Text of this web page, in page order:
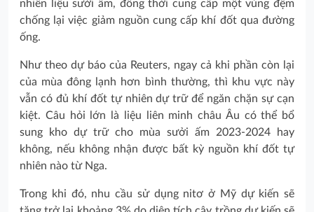
nhiên liệu sưởi ấm, đồng thời cung cấp một vùng đệm
chống lại việc giảm nguồn cung cấp khí đốt qua đường
ống.
Như theo dự báo của Reuters, ngay cả khi phần còn lại
của mùa đông lạnh hơn bình thường, thì khu vực này
vẫn có đủ khí đốt tự nhiên dự trữ để ngăn chặn sự cạn
kiệt. Câu hỏi lớn là liệu liên minh châu Âu có thể bổ
sung kho dự trữ cho mùa sưởi ấm 2023-2024 hay
không, nếu không nhận được bất kỳ nguồn khí đốt tự
nhiên nào từ Nga.
Trong khi đó, nhu cầu sử dụng nitơ ở Mỹ dự kiến ​​sẽ